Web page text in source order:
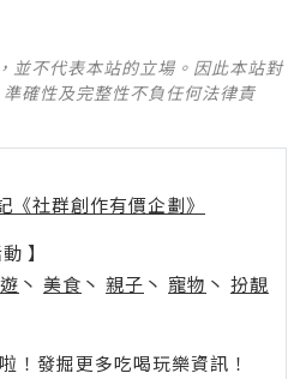
並不代表本站的立場。因此本站對
確性及完整性不負任何法律責
《社群創作有價企劃》
】
丶 美食 丶 親子 丶 寵物 丶 扮靚
發掘更多吃喝玩樂資訊！